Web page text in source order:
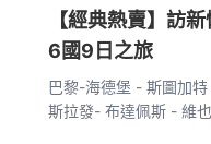
【經典熱賣】訪
6國9日之旅
巴黎-海德堡 - 斯圖加
斯拉發- 布達佩斯 - 維